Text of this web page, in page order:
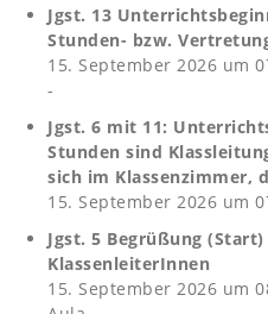
Jgst. 13
Stunden- bzw.
15. September 2026 um
-
Jgst. 6 mit 11:
Stunden sind
sich im Klassenzimmer,
15. September 2026 um
Jgst. 5 Begrüßung
KlassenleiterInnen
15. September 2026 um